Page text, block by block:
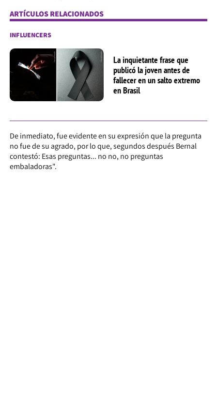
ARTÍCULOS RELACIONADOS
INFLUENCERS
La inquietante frase que
publicó la joven antes de
fallecer en un salto extremo
en Brasil
De inmediato, fue evidente en su expresión que la pregunta
no fue de su agrado, por lo que, segundos después Bernal
contestó: Esas preguntas... no no, no preguntas
embaladoras".